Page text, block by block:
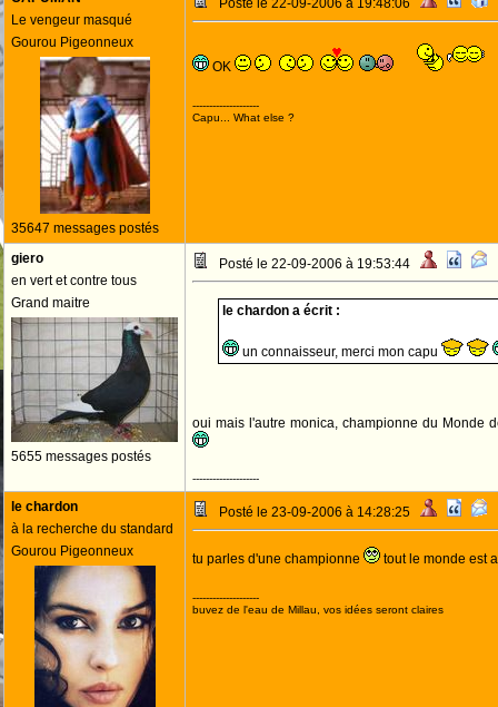
Le vengeur masqué
Gourou Pigeonneux
35647 messages postés
Posté le 22-09-2006 à 19:48:06
OK
--------------------
Capu... What else ?
giero
en vert et contre tous
Grand maitre
5655 messages postés
Posté le 22-09-2006 à 19:53:44
le chardon a écrit :
un connaisseur, merci mon capu
oui mais l'autre monica, championne du Monde
--------------------
le chardon
à la recherche du standard
Gourou Pigeonneux
Posté le 23-09-2006 à 14:28:25
tu parles d'une championne tout le monde est
--------------------
buvez de l'eau de Millau, vos idées seront claires